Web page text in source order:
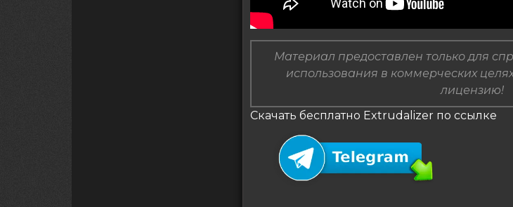
Материал предоставлен только для
использования в коммерческих
лицензию!
Скачать бесплатно Extrudalizer по ссылке